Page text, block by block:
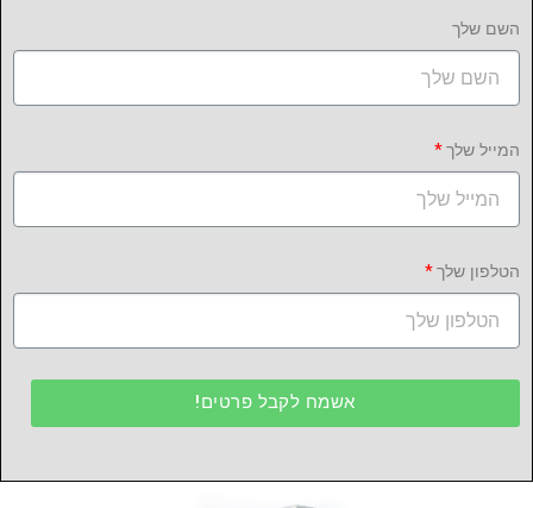
השם שלך
המייל שלך
הטלפון שלך
אשמח לקבל פרטים!